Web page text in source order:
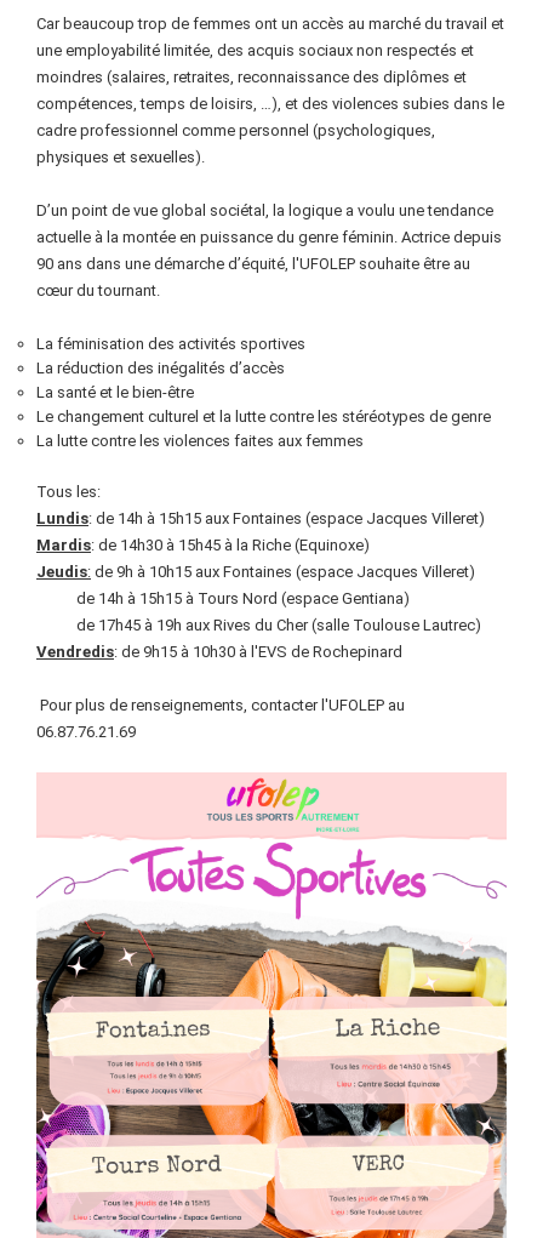
Car beaucoup trop de femmes ont un accès au marché du travail et
une employabilité limitée, des acquis sociaux non respectés et
moindres (salaires, retraites, reconnaissance des diplômes et
compétences, temps de loisirs, …), et des violences subies dans le
cadre professionnel comme personnel (psychologiques,
physiques et sexuelles).
D’un point de vue global sociétal, la logique a voulu une tendance
actuelle à la montée en puissance du genre féminin. Actrice depuis
90 ans dans une démarche d’équité, l'UFOLEP souhaite être au
cœur du tournant.
La féminisation des activités sportives
La réduction des inégalités d’accès
La santé et le bien-être
Le changement culturel et la lutte contre les stéréotypes de genre
La lutte contre les violences faites aux femmes
Tous les:
Lundis: de 14h à 15h15 aux Fontaines (espace Jacques Villeret)
Mardis: de 14h30 à 15h45 à la Riche (Equinoxe)
Jeudis: de 9h à 10h15 aux Fontaines (espace Jacques Villeret)
de 14h à 15h15 à Tours Nord (espace Gentiana)
de 17h45 à 19h aux Rives du Cher (salle Toulouse Lautrec)
Vendredis: de 9h15 à 10h30 à l'EVS de Rochepinard
Pour plus de renseignements, contacter l'UFOLEP au
06.87.76.21.69